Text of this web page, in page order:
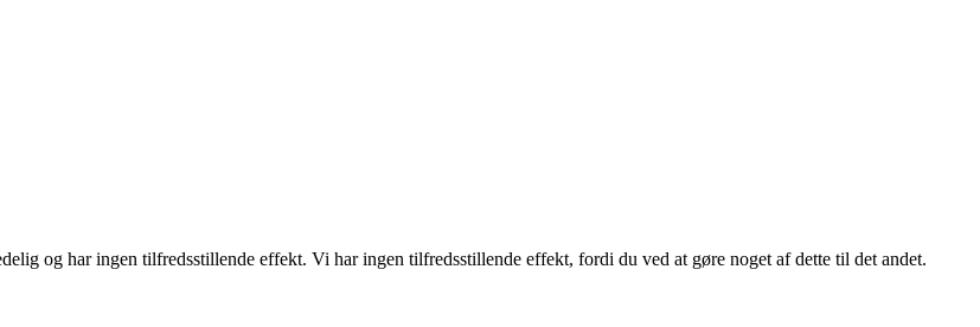
og har ingen tilfredsstillende effekt. Vi har ingen tilfredsstillende effekt, fordi du ved at gøre noget af dette til det andet.